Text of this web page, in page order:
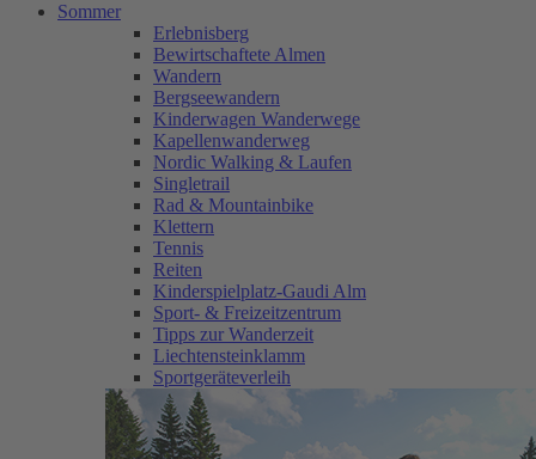
Sommer
Erlebnisberg
Bewirtschaftete Almen
Wandern
Bergseewandern
Kinderwagen Wanderwege
Kapellenwanderweg
Nordic Walking & Laufen
Singletrail
Rad & Mountainbike
Klettern
Tennis
Reiten
Kinderspielplatz-Gaudi Alm
Sport- & Freizeitzentrum
Tipps zur Wanderzeit
Liechtensteinklamm
Sportgeräteverleih